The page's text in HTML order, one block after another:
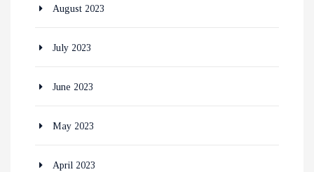
August 2023
July 2023
June 2023
May 2023
April 2023